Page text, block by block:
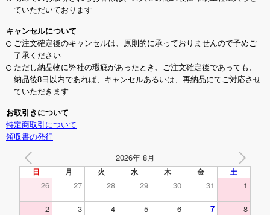
ていただいております
キャンセルについて
ご注文確定後のキャンセルは、原則的に承っておりませんので予めご
了承ください
ただし納品物に弊社の瑕疵があったとき、ご注文確定後であっても、
納品後8日以内であれば、キャンセルあるいは、再納品にてご対応させ
ていただきます
お取引きについて
特定商取引について
領収書の発行
2026年 8月
日 月 火 水 木 金 土
26 27 28 29 30 31 1
2 3 4 5 6 7 8